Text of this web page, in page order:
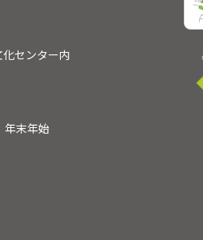
センター内
末年始